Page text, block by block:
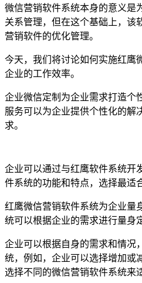
微信营销软件系统本身的意义是
关系管理，但在这个基础上，该
营销软件的优化管理。
今天，我们将讨论如何实施红鹰
企业的工作效率。
企业微信定制为企业需求打造个
服务可以为企业提供个性化的解
求。
企业可以通过与红鹰软件系统开
件系统的功能和特点，选择最适
红鹰微信营销软件系统为企业量
统可以根据企业的需求进行量身
企业可以根据自身的需求和情况
统，例如，企业可以选择增加或
选择不同的微信营销软件系统来